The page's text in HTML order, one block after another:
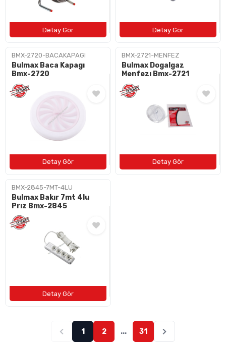
BMX-2720-BACAKAPAGI
Bulmax Baca Kapagı
Bmx-2720
BMX-2721-MENFEZ
Bulmax Dogalgaz
Menfezı Bmx-2721
BMX-2845-7MT-4LU
Bulmax Bakır 7mt 4lu
Prız Bmx-2845
1 2 ... 31